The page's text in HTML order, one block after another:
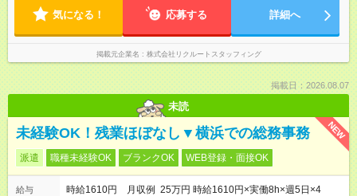
気になる！ 応募する 詳細へ
掲載元企業名 株式会社リクルートスタッフィング
掲載日：2026.08.07
未読
NEW
未経験OK！残業ほぼなし▼横浜での総務事務
派遣 職種未経験OK ブランクOK WEB登録・面接OK
給与
時給1610円 月収例 25万円 時給1610円×実働8h×週5日×4